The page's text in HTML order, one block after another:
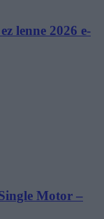
lenne 2026 e-
Motor –